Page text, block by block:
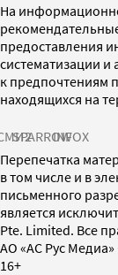
На
предоставления
систематизации и
к предпочтениям
находящихся на
SPARROWINFOX
Перепечатка
в том числе и в
письменного
является
Pte. Limited. Все
AO «АС Рус Медиа»
16+